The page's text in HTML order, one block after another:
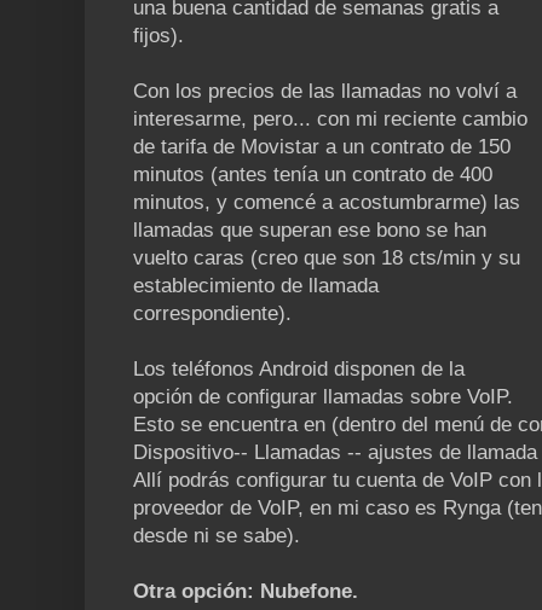
una buena cantidad de semanas gratis a
fijos).
Con los precios de las llamadas no volví a
interesarme, pero... con mi reciente cambio
de tarifa de Movistar a un contrato de 150
minutos (antes tenía un contrato de 400
minutos, y comencé a acostumbrarme) las
llamadas que superan ese bono se han
vuelto caras (creo que son 18 cts/min y su
establecimiento de llamada
correspondiente).
Los teléfonos Android disponen de la
opción de configurar llamadas sobre VoIP.
Esto se encuentra en (dentro del menú de
Dispositivo-- Llamadas -- ajustes de
Allí podrás configurar tu cuenta de VoIP con
proveedor de VoIP, en mi caso es Rynga
desde ni se sabe).
Otra opción: Nubefone.